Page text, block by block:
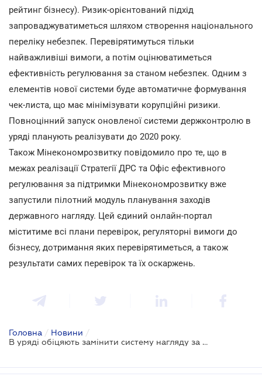
рейтинг бізнесу). Ризик-орієнтований підхід
запроваджуватиметься шляхом створення національного
переліку небезпек. Перевірятимуться тільки
найважливіші вимоги, а потім оцінюватиметься
ефективність регулювання за станом небезпек. Одним з
елементів нової системи буде автоматичне формування
чек-листа, що має мінімізувати корупційні ризики.
Повноцінний запуск оновленої системи держконтролю в
уряді планують реалізувати до 2020 року.
Також Мінекономрозвитку повідомило про те, що в
межах реалізації Стратегії ДРС та Офіс ефективного
регулювання за підтримки Мінекономрозвитку вже
запустили пілотний модуль планування заходів
державного нагляду. Цей єдиний онлайн-портал
міститиме всі плани перевірок, регуляторні вимоги до
бізнесу, дотримання яких перевірятиметься, а також
результати самих перевірок та їх оскаржень.
Головна / Новини /
В уряді обіцяють замінити систему нагляду за бізнесом на управління ризиками